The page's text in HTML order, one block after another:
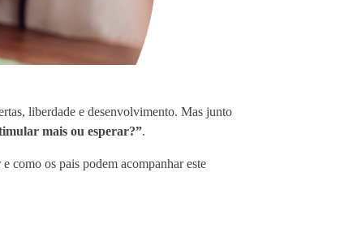
liberdade e desenvolvimento. Mas junto
mais ou esperar?”.
como os pais podem acompanhar este